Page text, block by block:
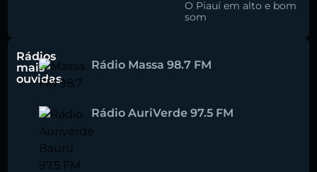
O Piauí em alto e bom
som
Rádios
mais
ouvidas
Rádio Massa 98.7 FM
Rádio AuriVerde 97.5 FM